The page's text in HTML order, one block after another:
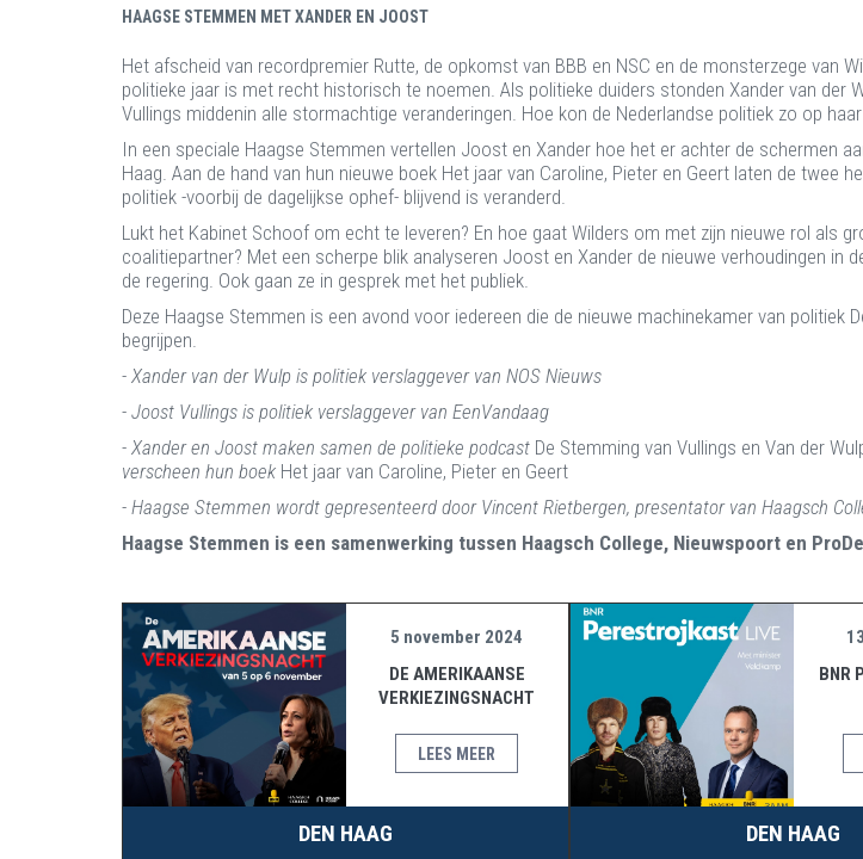
HAAGSE STEMMEN MET XANDER EN JOOST
Het afscheid van recordpremier Rutte, de opkomst van BBB en NSC en de monsterzege van
politieke jaar is met recht historisch te noemen. Als politieke duiders stonden Xander van der
Vullings middenin alle stormachtige veranderingen. Hoe kon de Nederlandse politiek zo op
In een speciale Haagse Stemmen vertellen Joost en Xander hoe het er achter de schermen
Haag. Aan de hand van hun nieuwe boek Het jaar van Caroline, Pieter en Geert laten de twee
politiek -voorbij de dagelijkse ophef- blijvend is veranderd.
Lukt het Kabinet Schoof om echt te leveren? En hoe gaat Wilders om met zijn nieuwe rol als
coalitiepartner? Met een scherpe blik analyseren Joost en Xander de nieuwe verhoudingen in
de regering. Ook gaan ze in gesprek met het publiek.
Deze Haagse Stemmen is een avond voor iedereen die de nieuwe machinekamer van politiek
begrijpen.
- Xander van der Wulp is politiek verslaggever van NOS Nieuws
- Joost Vullings is politiek verslaggever van EenVandaag
- Xander en Joost maken samen de politieke podcast De Stemming van Vullings en Van der
verscheen hun boek Het jaar van Caroline, Pieter en Geert
- Haagse Stemmen wordt gepresenteerd door Vincent Rietbergen, presentator van Haagsch
Haagse Stemmen is een samenwerking tussen Haagsch College, Nieuwspoort en
5 november 2024
DE AMERIKAANSE
VERKIEZINGSNACHT
LEES MEER
DEN HAAG
BNR
DEN HAAG